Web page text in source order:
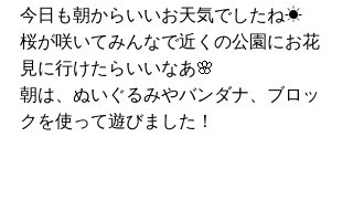
今日も朝からいいお天気でしたね☀
桜が咲いてみんなで近くの公園にお花
見に行けたらいいなあ🌸
朝は、ぬいぐるみやバンダナ、ブロッ
クを使って遊びました！